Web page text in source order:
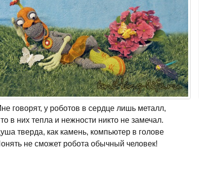
говорят, у роботов в сердце лишь металл,
в них тепла и нежности никто не замечал.
тверда, как камень, компьютер в голове
не сможет робота обычный человек!